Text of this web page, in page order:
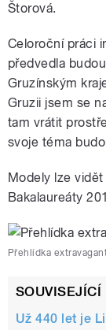
Štorová.
Celoroční práci
předvedla
Gruzínským
Gruzii jsem se
tam vrátit
svoje téma
Modely lze
Bakalaureáty
Přehlídka
SOUVISEJÍCÍ
Už 440 let je